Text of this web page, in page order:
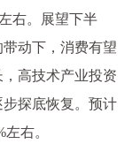
右。展望下半
动下，消费有望
高技术产业投资
探底恢复。预计
右。